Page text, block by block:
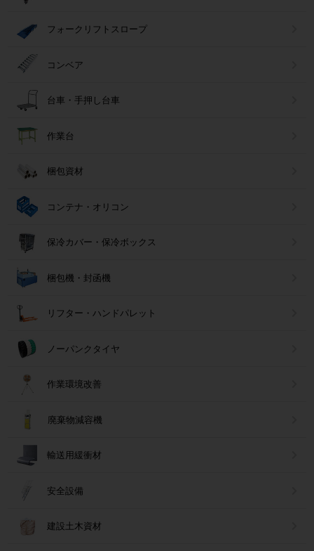
フォークリフトスロープ
コンベア
台車・手押し台車
作業台
梱包資材
コンテナ・オリコン
保冷カバー・保冷ボックス
梱包機・封函機
リフター・ハンドパレット
ノーパンクタイヤ
作業環境改善
廃棄物減容機
輸送用緩衝材
安全設備
建設土木資材